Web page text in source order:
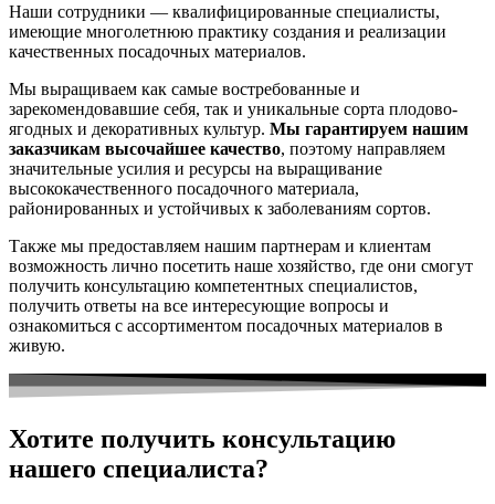
Наши сотрудники — квалифицированные специалисты,
имеющие многолетнюю практику создания и реализации
качественных посадочных материалов.
Мы выращиваем как самые востребованные и
зарекомендовавшие себя, так и уникальные сорта плодово-
ягодных и декоративных культур. Мы гарантируем нашим
заказчикам высочайшее качество, поэтому направляем
значительные усилия и ресурсы на выращивание
высококачественного посадочного материала,
районированных и устойчивых к заболеваниям сортов.
Также мы предоставляем нашим партнерам и клиентам
возможность лично посетить наше хозяйство, где они смогут
получить консультацию компетентных специалистов,
получить ответы на все интересующие вопросы и
ознакомиться с ассортиментом посадочных материалов в
живую.
Хотите получить консультацию
нашего специалиста?